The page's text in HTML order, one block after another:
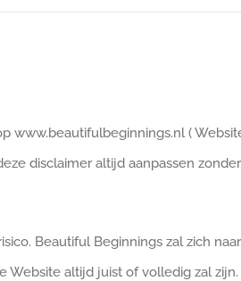
(
disclaimer altijd aanpassen
Beautiful Beginnings zal zich
altijd juist of volledig zal